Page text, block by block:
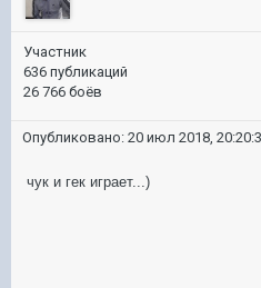
Участник
636 публикаций
26 766 боёв
Опубликовано: 20 июл 2018,
чук и гек играет...)